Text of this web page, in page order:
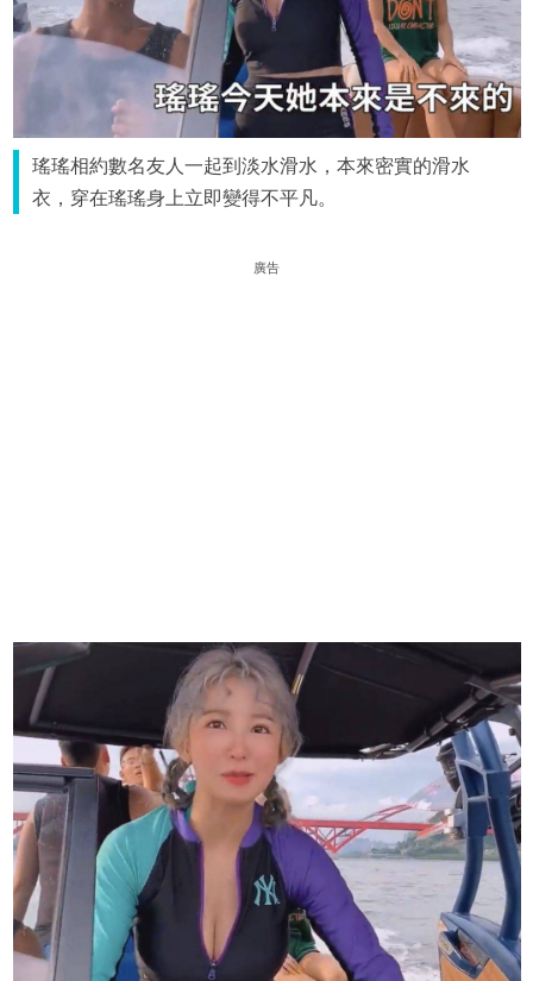
瑤瑤相約數名友人一起到淡水滑水，本來密實的滑水
衣，穿在瑤瑤身上立即變得不平凡。
廣告